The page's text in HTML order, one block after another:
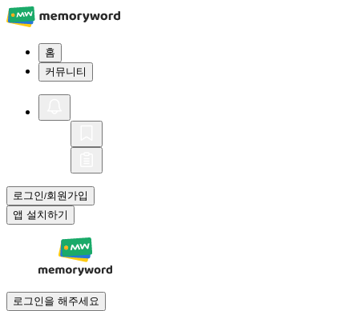
홈
커뮤니티
로그인/회원가입
앱 설치하기
로그인을 해주세요